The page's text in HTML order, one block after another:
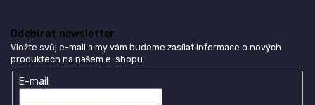
Odebírat newsletter
Vložte svůj e-mail a my vám budeme zasílat informace o nových
produktech na našem e-shopu.
E-mail